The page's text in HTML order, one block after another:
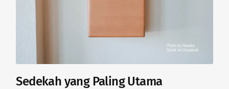
Sedekah yang Paling Utama